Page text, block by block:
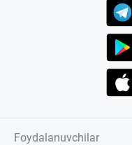
Foydalanuvchilar